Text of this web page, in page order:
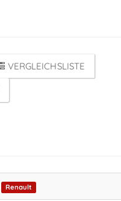
VERGLEICHSLISTE
Renault